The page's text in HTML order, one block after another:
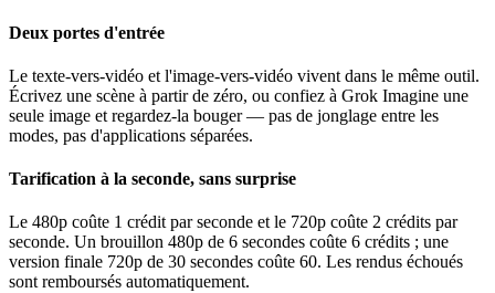
Deux portes d'entrée
Le texte-vers-vidéo et l'image-vers-vidéo vivent dans le même outil.
Écrivez une scène à partir de zéro, ou confiez à Grok Imagine une
seule image et regardez-la bouger — pas de jonglage entre les
modes, pas d'applications séparées.
Tarification à la seconde, sans surprise
Le 480p coûte 1 crédit par seconde et le 720p coûte 2 crédits par
seconde. Un brouillon 480p de 6 secondes coûte 6 crédits ; une
version finale 720p de 30 secondes coûte 60. Les rendus échoués
sont remboursés automatiquement.